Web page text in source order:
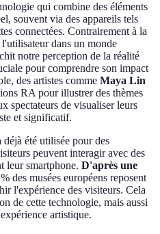
qui combine des éléments
souvent via des appareils tels
connectées. Contrairement à la
dans un monde
notre perception de la réalité
pour comprendre son impact
des artistes comme Maya Lin
RA pour illustrer des thèmes
spectateurs de visualiser leurs
et significatif.
été utilisée pour des
peuvent interagir avec des
leur smartphone. D'après une
des musées européens reposent
l'expérience des visiteurs. Cela
de cette technologie, mais aussi
artistique.